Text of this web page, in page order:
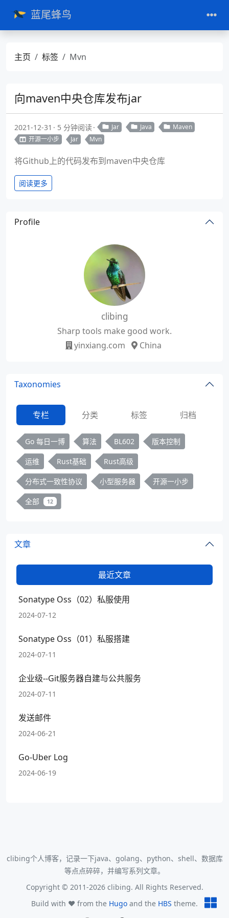
蓝尾蜂鸟
主页 标签 Mvn
向maven中央仓库发布jar
2021-12-31 5 分钟阅读 Jar Java
Maven
开源一小步
Jar Mvn
将Github上的代码发布到maven中央仓库
阅读更多
Profile
clibing
Sharp tools make good work.
yinxiang.com
China
Taxonomies
专栏 分类 标签 归档
Go 每日一博 算法 BL602 版本控制
运维 Rust基础 Rust高级
分布式一致性协议 小型服务器 开源一小步
全部 12
文章
最近文章
Sonatype Oss（02）私服使用
2024-07-12
Sonatype Oss（01）私服搭建
2024-07-11
企业级--Git服务器自建与公共服务
2024-07-11
发送邮件
2024-06-21
Go-Uber Log
2024-06-19
clibing个人博客，记录一下java、golang、python、shell、数据库
等点点碎碎，并编写系列文章。
Copyright © 2011-2026 clibing. All Rights Reserved.
Build with ❤️ from the Hugo and the HBS theme.